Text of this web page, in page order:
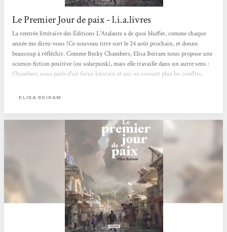
Le Premier Jour de paix - l.i.a.livres
La rentrée littéraire des Éditions L'Atalante a de quoi bluffer, comme chaque
année me direz-vous !Ce nouveau titre sort le 24 août prochain, et donne
beaucoup à réfléchir. Comme Becky Chambers, Elisa Beiram nous propose une
science-fiction positive (ou solarpunk), mais elle travaille dans un autre sens :
Chambers nous parle d'un futur lointain et qui ne connaît plus les conflits,
un point de vue précis, que j'ai apprécié par son originalité mais dont je ne peux
ELISA BEIRAM